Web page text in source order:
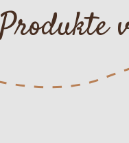
Produkte